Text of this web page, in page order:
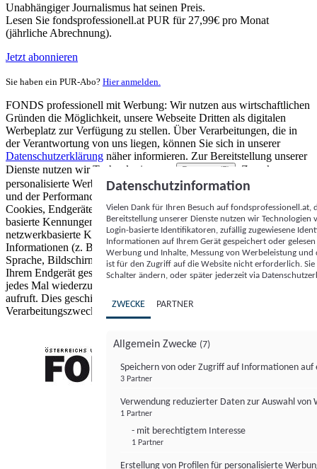
Unabhängiger Journalismus hat seinen Preis.
Lesen Sie fondsprofessionell.at PUR für 27,99€ pro Monat
(jährliche Abrechnung).
Jetzt abonnieren
Sie haben ein PUR-Abo? Hier anmelden.
FONDS professionell mit Werbung: Wir nutzen aus wirtschaftlichen
Gründen die Möglichkeit, unsere Webseite Dritten als digitalen
Werbeplatz zur Verfügung zu stellen. Über Verarbeitungen, die in
der Verantwortung von uns liegen, können Sie sich in unserer
Datenschutzerklärung näher informieren. Zur Bereitstellung unserer
Dienste nutzen wir Technologien von
Partnern (5)
. Zwecke:
personalisierte Werbung und Inhalte, Messung von Werbeleistung
und der Performance von Inhalten sowie Zielgruppenforschung.
Cookies, Endgeräte- oder ähnliche Online-Kennungen (z. B. login-
basierte Kennungen, zufällig generierte Kennungen,
netzwerkbasierte Kennungen) können zusammen mit anderen
Informationen (z. B. Browsertyp und Browserinformationen,
Sprache, Bildschirmgröße, unterstützte Technologien usw.) auf
Ihrem Endgerät gespeichert oder von dort ausgelesen werden, um es
jedes Mal wiederzuerkennen, wenn es eine App oder einer Webseite
aufruft. Dies geschieht für einen oder mehrere der hier aufgeführten
Verarbeitungszwecke.
Datenschutzinformation
Vielen Dank für Ihren Besuch auf
Bereitstellung unserer Dienste nutzen wir Technologien
Login-basierte Identifikatoren, zufällig zugewiesene
Informationen auf Ihrem Gerät gespeichert oder
Werbung und Inhalte, Messung von Werbeleistung
ist für den Zugriff auf die Website nicht erforderlich.
Schalter ändern, oder später jederzeit via
ZWECKE PARTNER
Allgemein Zwecke (7)
Speichern von oder Zugriff auf Informationen auf
3 Partner
Verwendung reduzierter Daten zur Auswahl von
1 Partner
- mit berechtigtem Interesse
1 Partner
Erstellung von Profilen für personalisierte
FONDS professionell